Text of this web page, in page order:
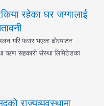
रहेका घर जग्गालाई
गरि फरार भएका ढोरपाटन
ऋण सहकारी संस्था लिमिटेडका
राज्यव्यवस्थामा